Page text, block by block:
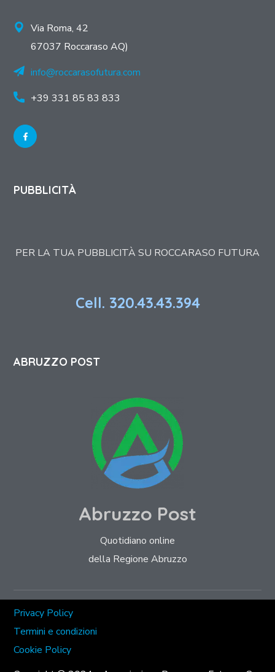
Via Roma, 42
67037 Roccaraso AQ)
info@roccarasofutura.com
+39 331 85 83 833
PUBBLICITÀ
PER LA TUA PUBBLICITÀ SU ROCCARASO FUTURA
Cell. 320.43.43.394
ABRUZZO POST
Abruzzo Post
Quotidiano online
della Regione Abruzzo
Privacy Policy
Termini e condizioni
Cookie Policy